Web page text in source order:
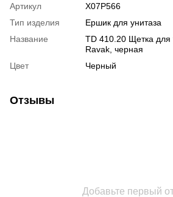
Артикул
X07P566
Тип изделия
Ершик для унитаза
Название
TD 410.20 Щетка для
Ravak, черная
Цвет
Черный
Отзывы
Добавьте первый